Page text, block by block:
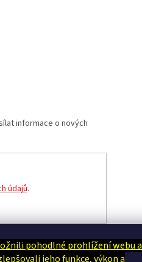
pohodlné prohlížení webu a
jeho funkce, výkon a
informace o nových
údajů.
- Dotek, který utiší tělo i duši